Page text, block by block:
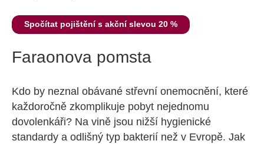
Spočítat pojištění s akční slevou 20 %
Faraonova pomsta
Kdo by neznal obávané střevní onemocnění, které
každoročně zkomplikuje pobyt nejednomu
dovolenkáři? Na vině jsou nižší hygienické
standardy a odlišný typ bakterií než v Evropě. Jak